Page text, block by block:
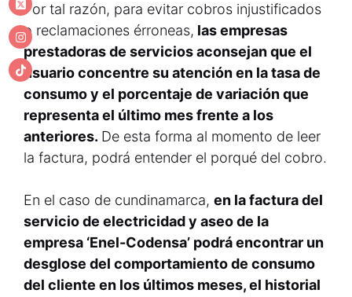
Por tal razón, para evitar cobros injustificados
o reclamaciones érroneas, las empresas
prestadoras de servicios aconsejan que el
usuario concentre su atención en la tasa de
consumo y el porcentaje de variación que
representa el último mes frente a los
anteriores. De esta forma al momento de leer
la factura, podrá entender el porqué del cobro.
En el caso de cundinamarca, en la factura del
servicio de electricidad y aseo de la
empresa ‘Enel-Codensa’ podrá encontrar un
desglose del comportamiento de consumo
del cliente en los últimos meses, el historial